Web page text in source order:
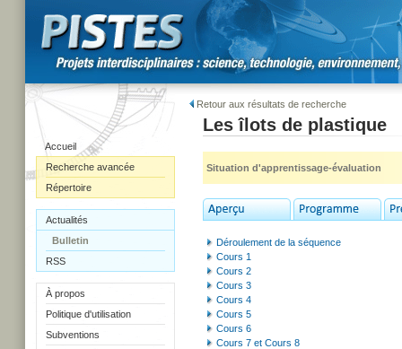
Accueil
Recherche avancée
Répertoire
Actualités
Bulletin
RSS
À propos
Politique d'utilisation
Subventions
Retour aux résultats de recherche
Les îlots de plastique
Situation d'apprentissage-évaluation
Déroulement de la séquence
Cours 1
Cours 2
Cours 3
Cours 4
Cours 5
Cours 6
Cours 7 et Cours 8